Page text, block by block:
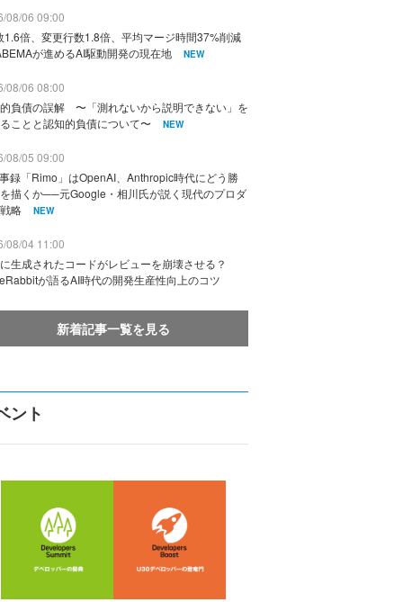
08/06 09:00
1.6倍、変更行数1.8倍、平均マージ時間37%削減
が進めるAI駆動開発の現在地
NEW
08/06 08:00
負債の誤解 〜「測れないから説明できない」を
ことと認知的負債について〜
NEW
08/05 09:00
録「Rimo」はOpenAI、Anthropic時代にどう勝
描くか──元Google・相川氏が説く現代のプロダ
略
NEW
08/04 11:00
生成されたコードがレビューを崩壊させる？
が語るAI時代の開発生産性向上のコツ
新着記事一覧を見る
ント